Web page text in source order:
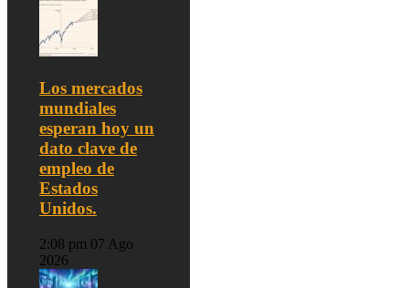
Los mercados
mundiales
esperan hoy un
dato clave de
empleo de
Estados
Unidos.
2:08 pm 07 Ago
2026